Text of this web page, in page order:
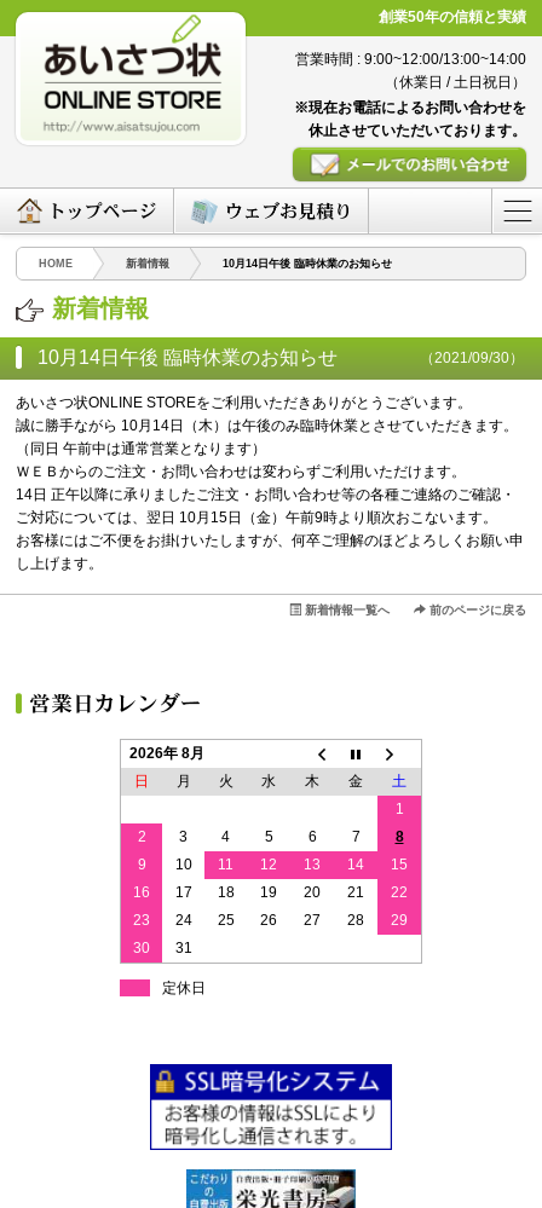
創業50年の信頼と実績
営業時間 : 9:00~12:00/13:00~14:00
（休業日 / 土日祝日）
※現在お電話によるお問い合わせを
休止させていただいております。
HOME 新着情報 10月14日午後 臨時休業のお知らせ
新着情報
10月14日午後 臨時休業のお知らせ （2021/09/30）
あいさつ状ONLINE STOREをご利用いただきありがとうございます。
誠に勝手ながら 10月14日（木）は午後のみ臨時休業とさせていただきます。
（同日 午前中は通常営業となります）
ＷＥＢからのご注文・お問い合わせは変わらずご利用いただけます。
14日 正午以降に承りましたご注文・お問い合わせ等の各種ご連絡のご確認・
ご対応については、翌日 10月15日（金）午前9時より順次おこないます。
お客様にはご不便をお掛けいたしますが、何卒ご理解のほどよろしくお願い申
し上げます。
新着情報一覧へ 前のページに戻る
2026年 8月
日
月 火 水 木 金
土
1
2
3 4 5 6 7
8
9
10 11 12 13 14
15
16
17 18 19 20 21
22
23
24 25 26 27 28
29
30
31
定休日